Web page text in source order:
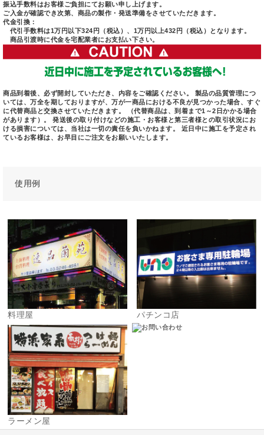
振込手数料はお客様ご負担にてお願い申し上げます。
ご入金が確認でき次第、商品の製作・発送準備をさせていただきます。
代金引換：
代引手数料は1万円以下324円（税込）、1万円以上432円（税込）となります。
商品引渡時に代金を宅配業者にお支払い下さい。
商品到着後、必ず開封していただき、内容をご確認ください。 製品の品質管理につ
いては、万全を期しておりますが、万が一商品における不良が見つかった場合、すぐ
に代替商品と交換させていただきます。 （代替商品は、到着まで1～2日かかる場合
があります）。 発送後の取り付けなどの施工・お客様と第三者様との取引状況にお
ける損害については、当社は一切の責任を負いかねます。 近日中に施工を予定され
ているお客様は、お早目にご注文をお願いいたします。
使用例
料理屋 パチンコ店
ラーメン屋